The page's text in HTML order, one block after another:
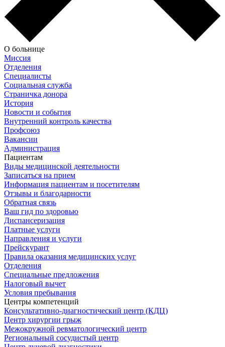
О больнице
Миссия
Отделения
Специалисты
Социальная служба
Страничка донора
История
Новости и события
Внутренний контроль качества
Профсоюз
Вакансии
Администрация
Пациентам
Виды медицинской деятельности
Записаться на прием
Информация пациентам и посетителям
Отзывы и благодарности
Обратная связь
Ваш гид по здоровью
Диспансеризация
Платные услуги
Направления и услуги
Прейскурант
Правила оказания медицинских услуг
Отделения
Специальные предложения
Налоговый вычет
Условия пребывания
Центры компетенций
Консультативно-диагностический центр (КДЦ)
Центр хирургии грыж
Межокружной ревматологический центр
Региональный сосудистый центр